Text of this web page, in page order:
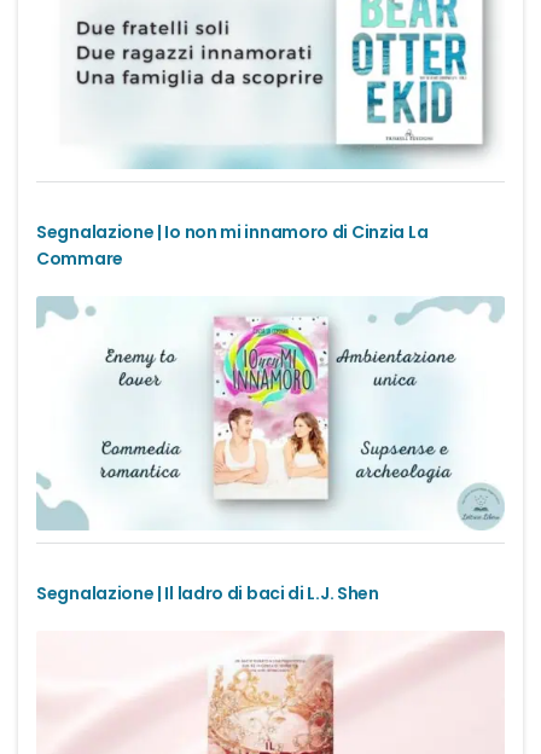
Thriller
Segnalazione | Io non mi innamoro di Cinzia La
Commare
Segnalazione | Il ladro di baci di L.J. Shen